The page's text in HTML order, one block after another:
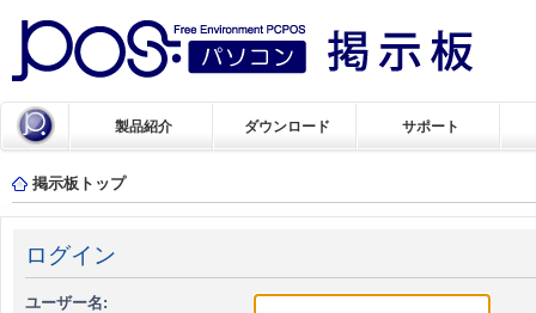
製品紹介 ダウンロード サポート
掲示板トップ
ログイン
ユーザー名: